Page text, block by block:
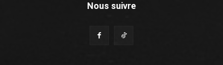
Nous suivre